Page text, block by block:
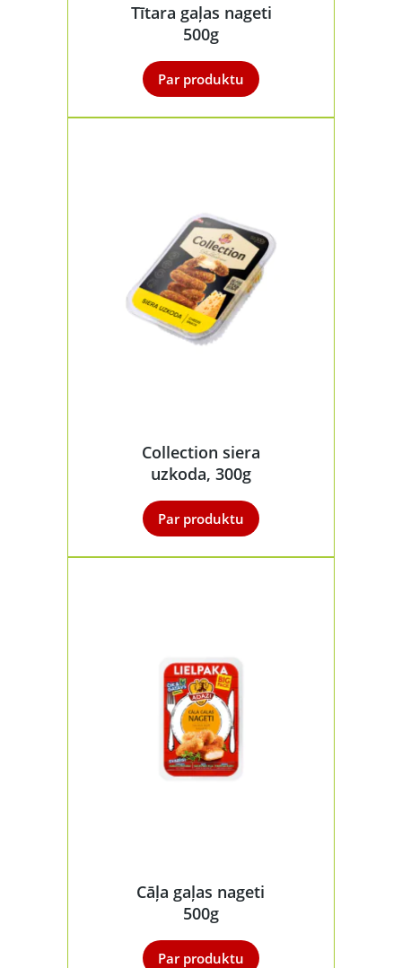
Tītara gaļas nageti
500g
Par produktu
Collection siera
uzkoda, 300g
Par produktu
Cāļa gaļas nageti
500g
Par produktu